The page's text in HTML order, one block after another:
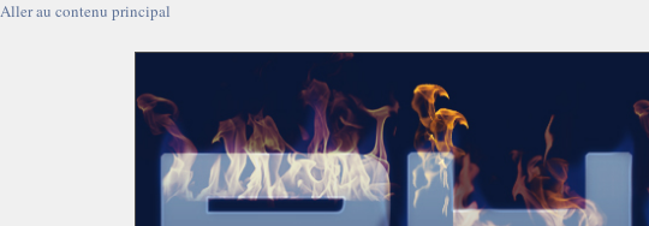
Aller au contenu principal